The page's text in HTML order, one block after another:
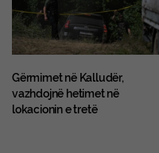
Gërmimet në Kalludër,
vazhdojnë hetimet në
lokacionin e tretë